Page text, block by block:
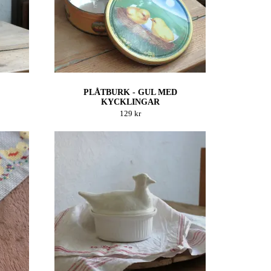
PLÅTBURK - GUL MED
KYCKLINGAR
129 kr